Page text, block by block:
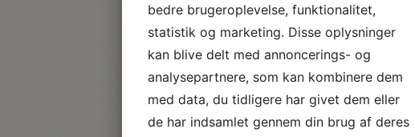
hvilket betyder, at det træ
forvaltede skove.
EU’s Eco Label,
der reducerer
aktivt for at levere
bedre brugeroplevelse, funktionalitet,
statistik og marketing. Disse oplysninger
kan blive delt med annoncerings- og
analysepartnere, som kan kombinere dem
med data, du tidligere har givet dem eller
de har indsamlet gennem din brug af deres